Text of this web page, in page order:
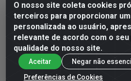
O nosso site coleta cookies
terceiros para proporcionar
personalizada ao usuário,
relevante de acordo com o
qualidade do nosso site.
Aceitar
Negar não
Preferências de Cookies
Playvender Distribuidora - Avenida
Duque de Caxias / RJ - CEP
05.762.204/0001-